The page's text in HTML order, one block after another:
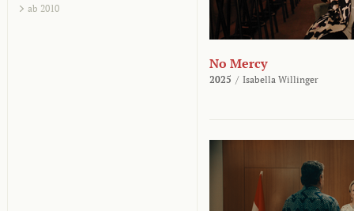
ab 2010
No Mercy
2025 / Isabella Willinger